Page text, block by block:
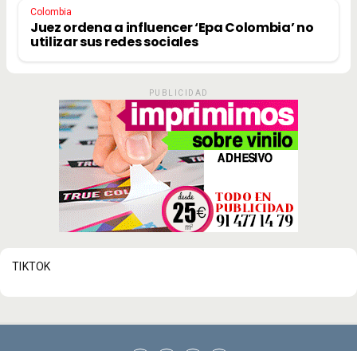
Colombia
Juez ordena a influencer ‘Epa Colombia’ no
utilizar sus redes sociales
PUBLICIDAD
TIKTOK